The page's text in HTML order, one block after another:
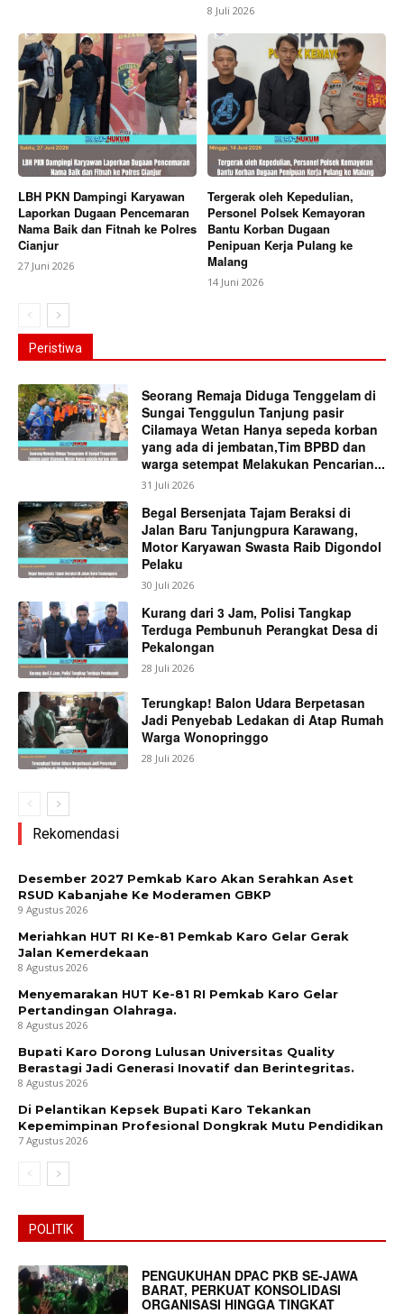
8 Juli 2026
LBH PKN Dampingi Karyawan
Laporkan Dugaan Pencemaran
Nama Baik dan Fitnah ke Polres
Cianjur
27 Juni 2026
Tergerak oleh Kepedulian,
Personel Polsek Kemayoran
Bantu Korban Dugaan
Penipuan Kerja Pulang ke
Malang
14 Juni 2026
Peristiwa
Seorang Remaja Diduga Tenggelam di
Sungai Tenggulun Tanjung pasir
Cilamaya Wetan Hanya sepeda korban
yang ada di jembatan,Tim BPBD dan
warga setempat Melakukan Pencarian...
31 Juli 2026
Begal Bersenjata Tajam Beraksi di
Jalan Baru Tanjungpura Karawang,
Motor Karyawan Swasta Raib Digondol
Pelaku
30 Juli 2026
Kurang dari 3 Jam, Polisi Tangkap
Terduga Pembunuh Perangkat Desa di
Pekalongan
28 Juli 2026
Terungkap! Balon Udara Berpetasan
Jadi Penyebab Ledakan di Atap Rumah
Warga Wonopringgo
28 Juli 2026
Rekomendasi
Desember 2027 Pemkab Karo Akan Serahkan Aset
RSUD Kabanjahe Ke Moderamen GBKP
9 Agustus 2026
Meriahkan HUT RI Ke-81 Pemkab Karo Gelar Gerak
Jalan Kemerdekaan
8 Agustus 2026
Menyemarakan HUT Ke-81 RI Pemkab Karo Gelar
Pertandingan Olahraga.
8 Agustus 2026
Bupati Karo Dorong Lulusan Universitas Quality
Berastagi Jadi Generasi Inovatif dan Berintegritas.
8 Agustus 2026
Di Pelantikan Kepsek Bupati Karo Tekankan
Kepemimpinan Profesional Dongkrak Mutu Pendidikan
7 Agustus 2026
POLITIK
PENGUKUHAN DPAC PKB SE-JAWA
BARAT, PERKUAT KONSOLIDASI
ORGANISASI HINGGA TINGKAT